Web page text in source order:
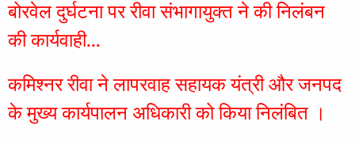
बोरवेल दुर्घटना पर रीवा संभागायुक्त ने की निलंबन
की कार्यवाही…
कमिश्नर रीवा ने लापरवाह सहायक यंत्री और जनपद
के मुख्य कार्यपालन अधिकारी को किया निलंबित ।